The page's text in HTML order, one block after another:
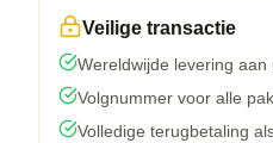
Veilige transactie
Wereldwijde levering aan
Volgnummer voor alle
Volledige terugbetaling